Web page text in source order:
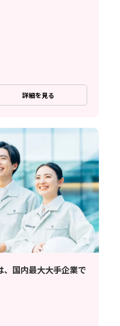
詳細を見る
、国内最大大手企業で